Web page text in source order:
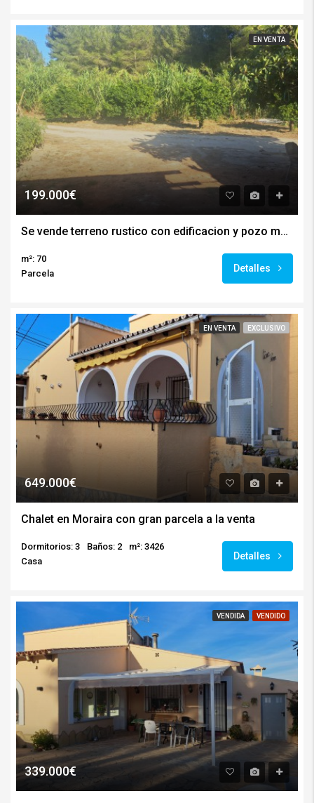
EN VENTA
199.000€
Se vende terreno rustico con edificacion y pozo manantial en Teulada
m²: 70
Parcela
Detalles
EN VENTA EXCLUSIVO
649.000€
Chalet en Moraira con gran parcela a la venta
Dormitorios: 3 Baños: 2
m²: 3426
Casa
Detalles
VENDIDA VENDIDO
339.000€